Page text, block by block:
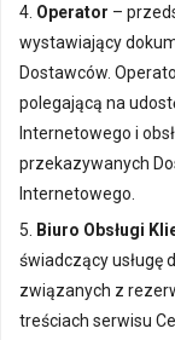
4. Operator –
wystawiający
Dostawców.
polegającą na
Internetowego i
przekazywanych
Internetowego.
5. Biuro Obsługi
świadczący usługę
związanych z
treściach serwisu